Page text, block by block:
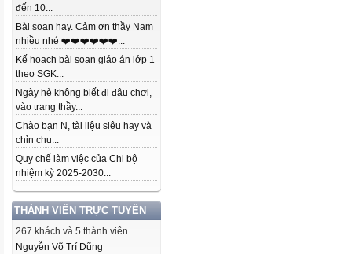
đến 10...
Bài soạn hay. Cảm ơn thầy Nam
nhiều nhé ❤️❤️❤️❤️❤️❤️...
Kế hoạch bài soạn giáo án lớp 1
theo SGK...
Ngày hè không biết đi đâu chơi,
vào trang thầy...
Chào bạn N, tài liệu siêu hay và
chỉn chu...
Quy chế làm việc của Chi bộ
nhiệm kỳ 2025-2030...
THÀNH VIÊN TRỰC TUYẾN
267 khách và 5 thành viên
Nguyễn Võ Trí Dũng